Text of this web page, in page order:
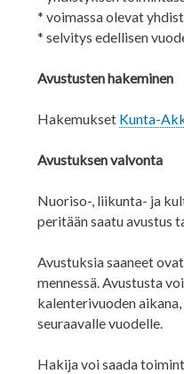
* voimassa olevat
* selvitys edellisen
Avustusten hakeminen
Hakemukset Kunta-
Avustuksen valvonta
Nuoriso-, liikunta- ja
peritään saatu avustus
Avustuksia saaneet
mennessä. Avustusta
kalenterivuoden
seuraavalle vuodelle.
Hakija voi saada